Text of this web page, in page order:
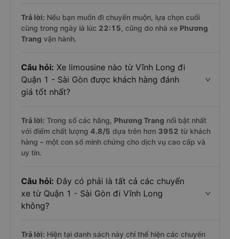
Trả lời: Nếu bạn muốn đi chuyến muộn, lựa chọn cuối
cùng trong ngày là lúc 22:15, cũng do nhà xe Phương
Trang vận hành.
Câu hỏi: Xe limousine nào từ Vĩnh Long đi
Quận 1 - Sài Gòn được khách hàng đánh
giá tốt nhất?
Trả lời: Trong số các hãng, Phương Trang nổi bật nhất
với điểm chất lượng 4.8/5 dựa trên hơn 3952 từ khách
hàng – một con số minh chứng cho dịch vụ cao cấp và
uy tín.
Câu hỏi: Đây có phải là tất cả các chuyến
xe từ Quận 1 - Sài Gòn đi Vĩnh Long
không?
Trả lời: Hiện tại danh sách này chỉ thể hiện các chuyến